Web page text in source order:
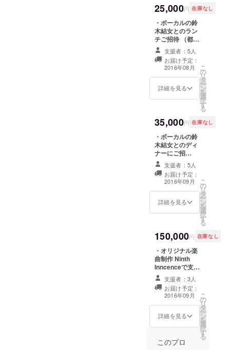
​2014年4月
20日目黒ブ
ルースアレ
イジャパン
にて2nd
Live「鈴木結
女バース
デースペ
シャルライ
メンバーも
前回と同じ
で、この時
を機会に正
式メンバー
となり、バ
ンドとして
の活動をス
約2年ぶりの
活動再開を
発表。
同4月24日六
本木C*Laps
にて復活ラ
イブを行
う。
25,000円 在庫なし
・ボーカルの鈴
木結女とのラン
チご招待 （都内
某所、お店はこ
ちらで指定させ
て頂きます。ス
タッフ、もしく
はメンバーが同
行いたします。
は2時間以内を予
定しておりま
す。お店までの
交通費、宿泊費
等はご本人でご
負担くださいま
すよう御願い致
します。） ・完
成したCD ・鈴
撮影
支援者：5人
お届け予定：
2016年08月
詳細を見る
こ
の
リ
タ
ー
ン
を
選
択
す
る
35,000円 在庫なし
・ボーカルの鈴
木結女とのディ
ナーにご招
待！！ （都内某
所、お店はこち
らで指定させて
頂きます。ス
タッフ、もしく
はメンバーが同
頂きます。時間
は2時間以内を予
定しておりま
す。お店までの
交通費、宿泊費
等はご本人でご
負担くださいま
すよう御願い致
します。） ・完
木結女との記念
撮影
支援者：5人
お届け予定：
2016年09月
詳細を見る
こ
の
リ
タ
ー
ン
を
選
択
す
る
150,000円 在庫なし
・オリジナル楽
曲制作 Ninth
Inncenceで支援
者様のためにオ
リジナル楽曲を
作ります！ 思い
出やエピソー
ド、また、誰か
に向けての想い
ば、それに沿っ
支援者：3人
お届け予定：
2016年09月
詳細を見る
こ
の
リ
タ
ー
ン
を
選
択
す
る
このプロ